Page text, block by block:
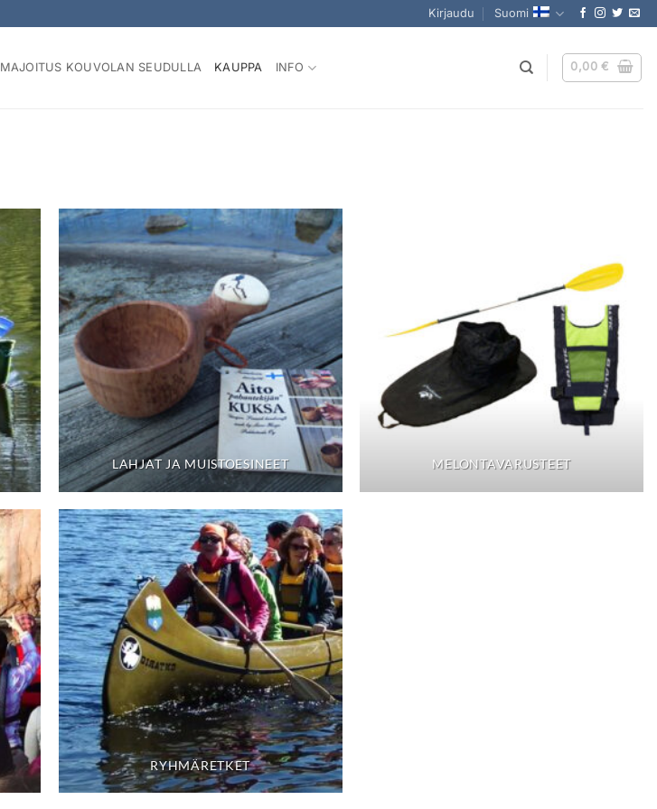
Kirjaudu Suomi
MAJOITUS KOUVOLAN SEUDULLA KAUPPA INFO 0,00€
LAHJAT JA MUISTOESINEET MELONTAVARUSTEET
RYHMÄRETKET